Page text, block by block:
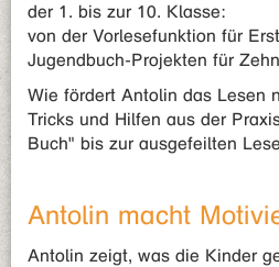
der 1. bis zur 10. Klasse:
von der Vorlesefunktion für
Jugendbuch-Projekten für
Wie fördert Antolin das Lesen
Tricks und Hilfen aus der
Buch" bis zur ausgefeilten
Antolin macht
Antolin zeigt, was die Kinder